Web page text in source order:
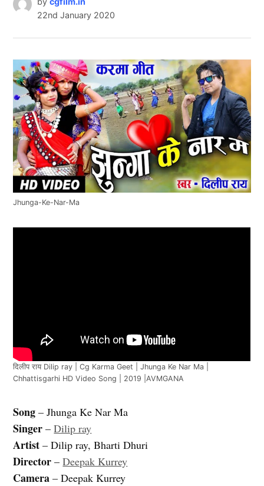
22nd January 2020
Jhunga-Ke-Nar-Ma
दिलीप राय Dilip ray | Cg Karma Geet | Jhunga Ke Nar Ma |
Chhattisgarhi HD Video Song | 2019 |AVMGANA
Song – Jhunga Ke Nar Ma
Singer –Dilip ray
Artist– Dilip ray, Bharti Dhuri
Director–Deepak Kurrey
Camera– Deepak Kurrey